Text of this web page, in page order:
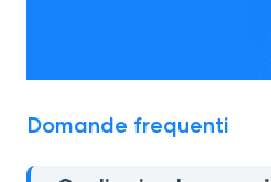
Domande frequenti